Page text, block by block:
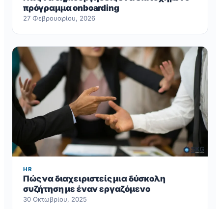
πρόγραμμα onboarding
27 Φεβρουαρίου, 2026
HR
Πώς να διαχειριστείς μια δύσκολη
συζήτηση με έναν εργαζόμενο
30 Οκτωβρίου, 2025